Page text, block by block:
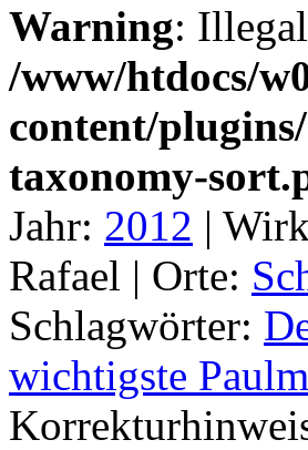
Warning:
/www/htdocs/
content/
taxonomy-
Jahr: 2012 |
Rafael | Orte:
Schlagwörter:
wichtigste